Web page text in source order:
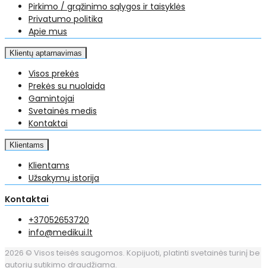
Pirkimo / grąžinimo sąlygos ir taisyklės
Privatumo politika
Apie mus
Klientų aptarnavimas
Visos prekės
Prekės su nuolaida
Gamintojai
Svetainės medis
Kontaktai
Klientams
Klientams
Užsakymų istorija
Kontaktai
+37052653720
info@medikui.lt
2026 © Visos teisės saugomos. Kopijuoti, platinti svetainės turinį be
autorių sutikimo draudžiama.